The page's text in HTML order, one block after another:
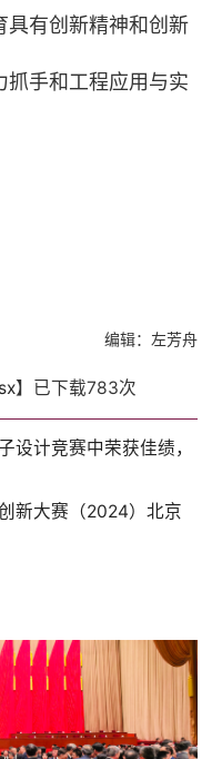
具有创新精神和创新
抓手和工程应用与实
编辑：左芳舟
】已下载783次
设计竞赛中荣获佳绩，
新大赛（2024）北京